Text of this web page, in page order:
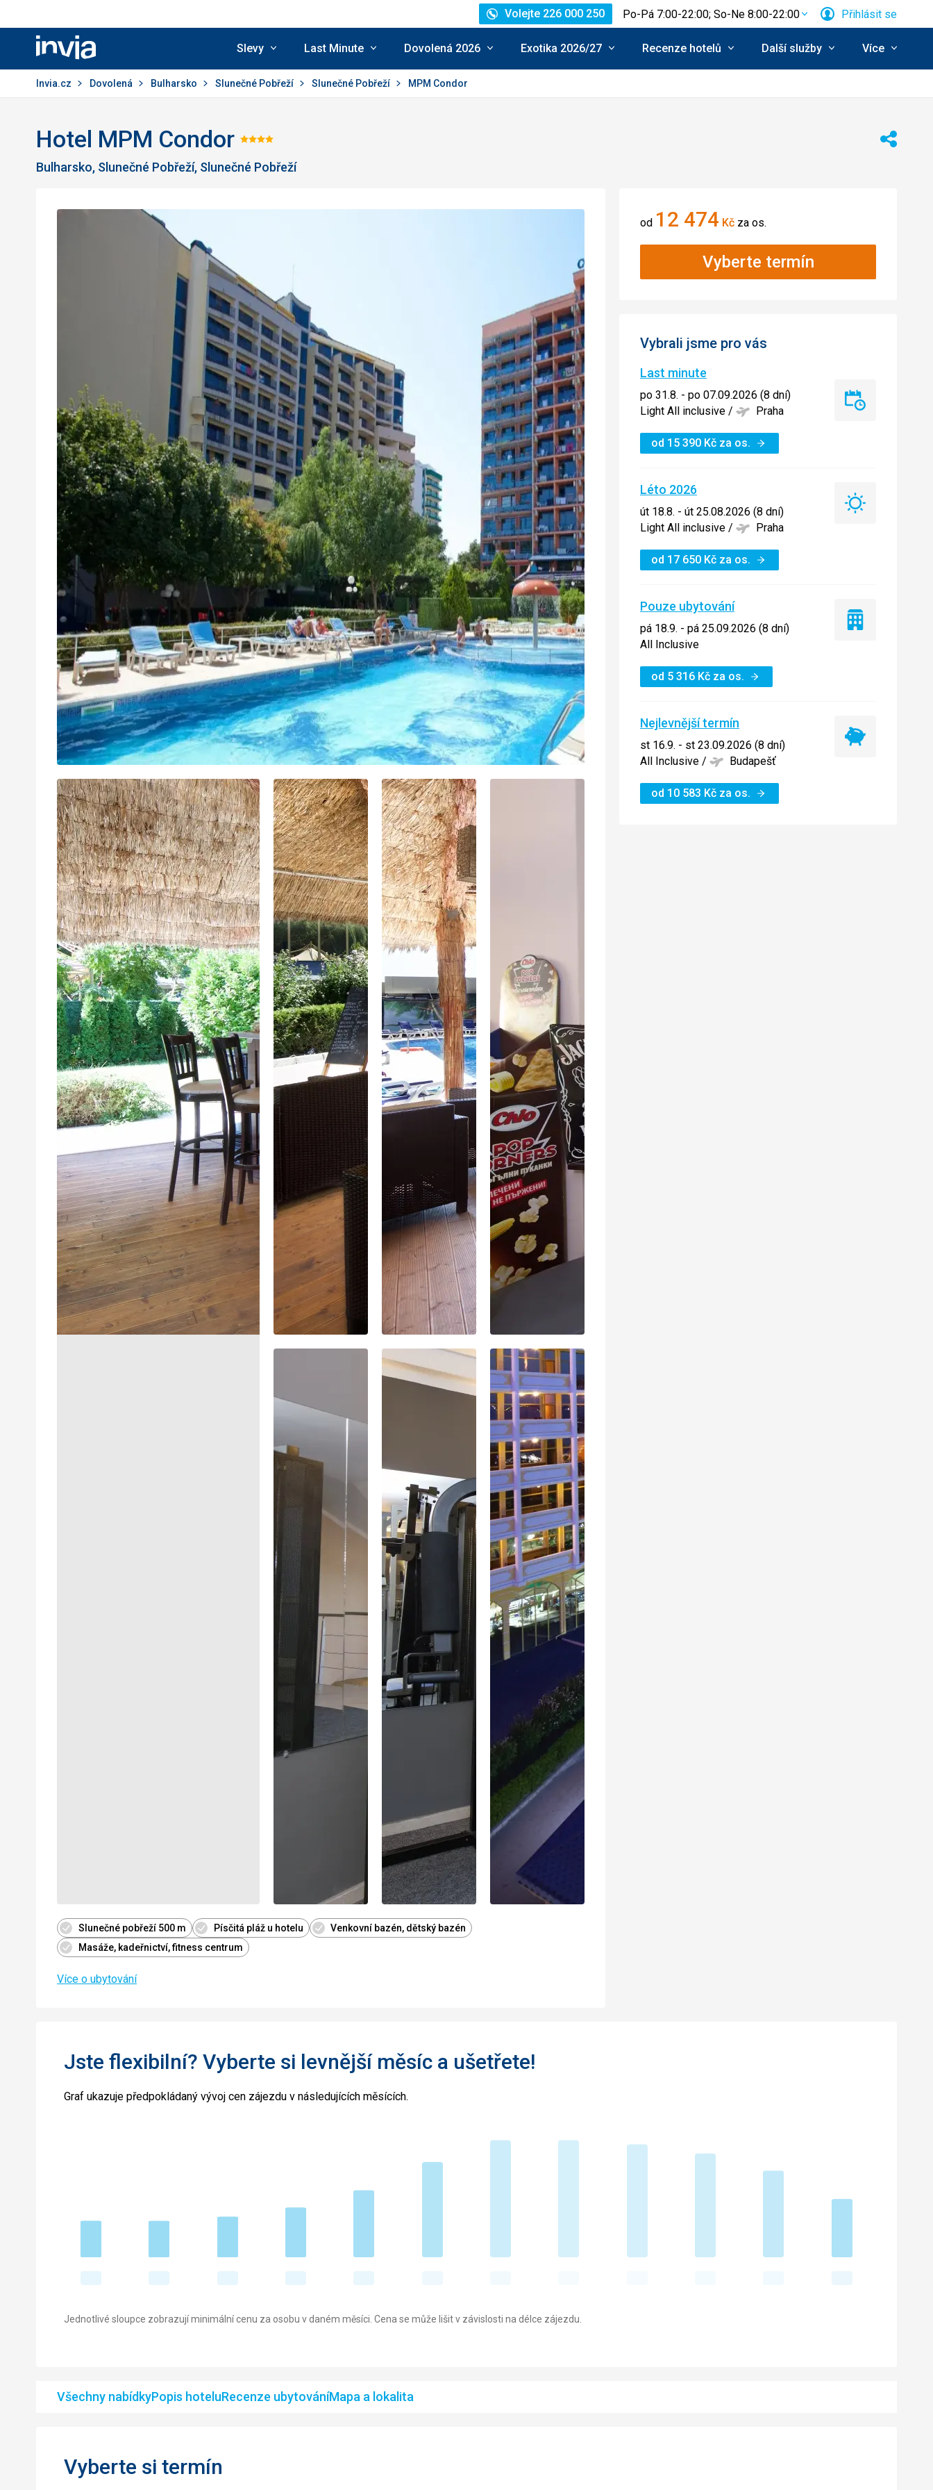
Invia.cz
Volejte 226 000 250 Po-Pá 7:00-22:00; So-Ne 8:00-22:00 Přihlásit se
Slevy Last Minute Dovolená 2026 Exotika 2026/27 Recenze hotelů Další služby Více
Invia.cz Dovolená Bulharsko Slunečné Pobřeží Slunečné Pobřeží MPM Condor
Hotel MPM Condor Hodnocení:
4/5
Bulharsko, Slunečné Pobřeží, Slunečné Pobřeží
Sdílet
Slunečné pobřeží 500 m Písčitá pláž u hotelu
Venkovní bazén, dětský bazén
Masáže, kadeřnictví, fitness centrum
Více o ubytování
od 12 474 Kč za os.
Vyberte termín
Vybrali jsme pro vás
Last minute
po 31.8. - po 07.09.2026 (8 dní)
Light All inclusive / Praha
od 15 390 Kč za os.
Last
Léto 2026
út 18.8. - út 25.08.2026 (8 dní)
Light All inclusive / Praha
od 17 650 Kč za os.
Léto
Pouze ubytování
pá 18.9. - pá 25.09.2026 (8 dní)
All Inclusive
od 5 316 Kč za os.
Pouze
Nejlevnější termín
st 16.9. - st 23.09.2026 (8 dní)
All Inclusive / Budapešť
od 10 583 Kč za os.
Nejlevnější
Jste flexibilní? Vyberte si levnější měsíc a ušetřete!
Graf ukazuje předpokládaný vývoj cen zájezdu v následujících měsících.
Jednotlivé sloupce zobrazují minimální cenu za osobu v daném měsíci. Cena se může lišit v závislosti na délce zájezdu.
Všechny nabídkyPopis hoteluRecenze ubytováníMapa a lokalita
Vyberte si termín